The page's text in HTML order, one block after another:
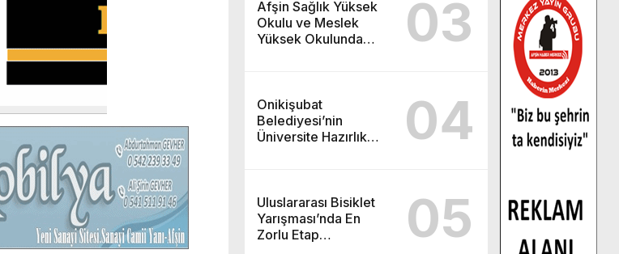
Afşin Sağlık Yüksek
Okulu ve Meslek
Yüksek Okulunda
03
Onikişubat
Belediyesi’nin
Üniversite Hazırlık
04
Uluslararası Bisiklet
Yarışması’nda En
Zorlu Etap
05